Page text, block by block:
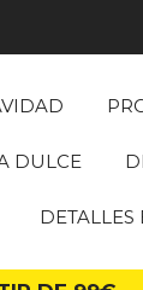
DULCE
DETALLES